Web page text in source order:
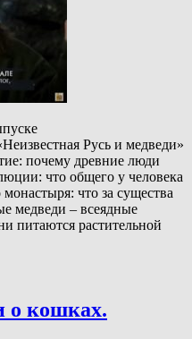
Русь и медведи»​
почему древние люди
что общего у человека
что за существа
медведи – всеядные
питаются растительной
о кошках.